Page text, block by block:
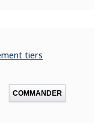
tiers
COMMANDER